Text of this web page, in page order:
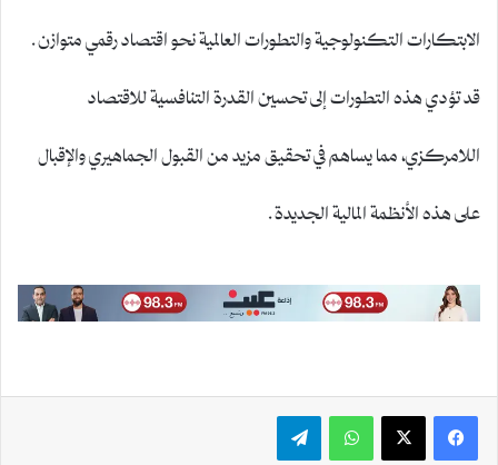
الابتكارات التكنولوجية والتطورات العالمية نحو اقتصاد رقمي متوازن.
قد تؤدي هذه التطورات إلى تحسين القدرة التنافسية للاقتصاد
اللامركزي، مما يساهم في تحقيق مزيد من القبول الجماهيري والإقبال
على هذه الأنظمة المالية الجديدة.
واتسابتيلقرام